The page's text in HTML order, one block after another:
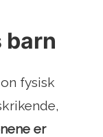
barn
fysisk
er